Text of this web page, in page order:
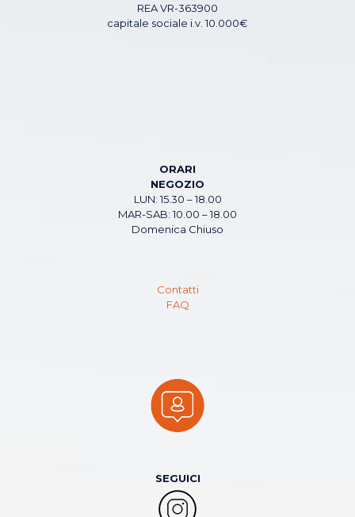
REA VR-363900
capitale sociale i.v. 10.000€
ORARI
NEGOZIO
LUN: 15.30 – 18.00
MAR-SAB: 10.00 – 18.00
Domenica Chiuso
Contatti
FAQ
SEGUICI